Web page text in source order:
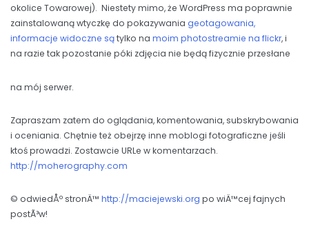
okolice Towarowej). Niestety mimo, że WordPress ma poprawnie
zainstalowaną wtyczkę do pokazywania geotagowania,
informacje widoczne sątylko na moim photostreamie na flickr, i
na razie tak pozostanie póki zdjęcia nie będą fizycznie przesłane
na mój serwer.
Zapraszam zatem do oglądania, komentowania, subskrybowania
i oceniania. Chętnie też obejrzę inne moblogi fotograficzne jeśli
ktoś prowadzi. Zostawcie URLe w komentarzach.
http://moherography.com
© odwiedÅº stronÄ™ http://maciejewski.org po wiÄ™cej fajnych
postÃ³w!